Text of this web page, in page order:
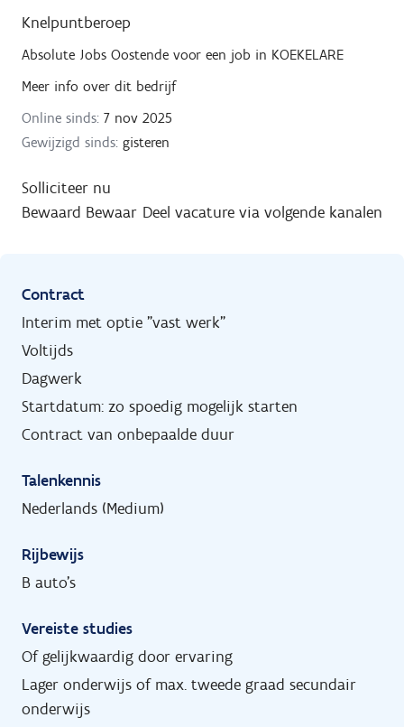
Knelpuntberoep
Absolute Jobs Oostende voor een job in KOEKELARE
Meer info over dit bedrijf
Online sinds: 7 nov 2025
Gewijzigd sinds: gisteren
Solliciteer nu
Bewaard Bewaar Deel vacature via volgende kanalen
Contract
Interim met optie "vast werk"
Voltijds
Dagwerk
Startdatum: zo spoedig mogelijk starten
Contract van onbepaalde duur
Talenkennis
Nederlands (Medium)
Rijbewijs
B auto's
Vereiste studies
Of gelijkwaardig door ervaring
Lager onderwijs of max. tweede graad secundair
onderwijs